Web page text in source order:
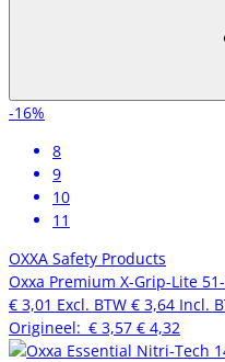
-16%
8
9
10
11
OXXA Safety Products
Oxxa Premium X-Grip-Lite
€ 3,01 Excl. BTW € 3,64 Incl.
Origineel: € 3,57 € 4,32